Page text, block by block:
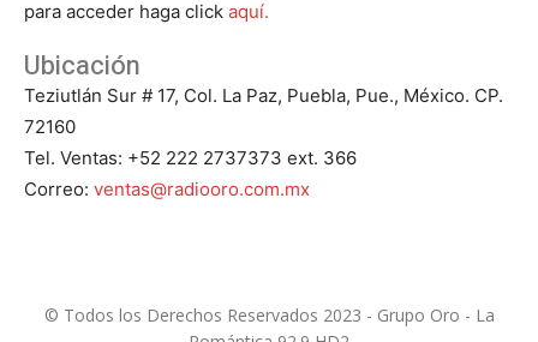
para acceder haga click aquí.
Ubicación
Teziutlán Sur # 17, Col. La Paz, Puebla, Pue., México. CP.
72160
Tel. Ventas: +52 222 2737373 ext. 366
Correo: ventas@radiooro.com.mx
© Todos los Derechos Reservados 2023 - Grupo Oro - La